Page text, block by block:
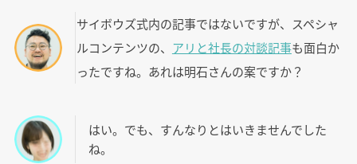
サイボウズ式内の記事ではないですが、スペシャ
ルコンテンツの、 アリと社長の対談記事も面白か
ったですね。あれは明石さんの案ですか？
はい。でも、すんなりとはいきませんでした
ね。